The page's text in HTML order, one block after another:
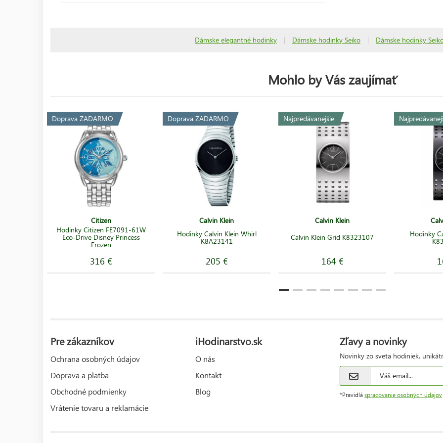
Dámske elegantné hodinky | Dámske hodinky Seiko | Dámske hodinky
Mohlo by Vás zaujímať
Doprava ZADARMO
Citizen
Hodinky Citizen FE7091-61W
Eco-Drive Disney Princess
Frozen
316 €
Doprava ZADARMO
Calvin Klein
Hodinky Calvin Klein Whirl
K8A23141
205 €
Najpredávanejšie
Calvin Klein
Calvin Klein Grid K8323107
164 €
Hodinky
Pre zákazníkov
Ochrana osobných údajov
Doprava a platba
Obchodné podmienky
Vrátenie tovaru a reklamácie
iHodinarstvo.sk
O nás
Kontakt
Blog
Zľavy a novinky
Novinky zo sveta hodiniek,
*Pravidlá spracovanie osobných údajov